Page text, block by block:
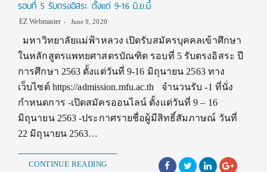
รอบที่ 5 รับตรงอิสระ ตั้งแต่ 9-16 มิ.ย.นี้
EZ Webmaster June 9, 2020
มหาวิทยาลัยแม่ฟ้าหลวง เปิดรับสมัครบุคคลเข้าศึกษา
ในหลักสูตรแพทยศาสตรบัณฑิต รอบที่ 5 รับตรงอิสระ ปี
การศึกษา 2563 ตั้งแต่วันที่ 9-16 มิถุนายน 2563 ทาง
เว็บไซต์ https://admission.mfu.ac.th จำนวนรับ -1 ที่นั่ง
กำหนดการ -เปิดสมัครออนไลน์ ตั้งแต่วันที่ 9 – 16
มิถุนายน 2563 -ประกาศรายชื่อผู้มีสิทธิ์สัมภาษณ์ วันที่
22 มิถุนายน 2563…
CONTINUE READING